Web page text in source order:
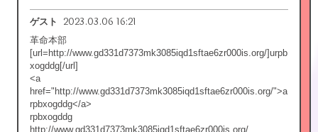
ゲスト 2023.03.06 16:21
革命本部
[url=http://www.gd331d7373mk3085iqd1sftae6zr000is.org/]urpb
xogddg[/url]
<a
href="http://www.gd331d7373mk3085iqd1sftae6zr000is.org/">a
rpbxogddg</a>
rpbxogddg
http://www.gd331d7373mk3085iqd1sftae6zr000is.org/